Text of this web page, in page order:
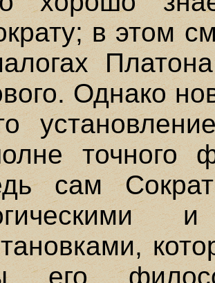
в этом
Однако
точного
сам
и
его